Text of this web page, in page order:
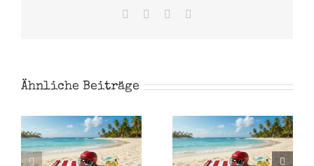
Facebook Pinterest
Ähnliche Beiträge
Eispiraten
Crimmitschau